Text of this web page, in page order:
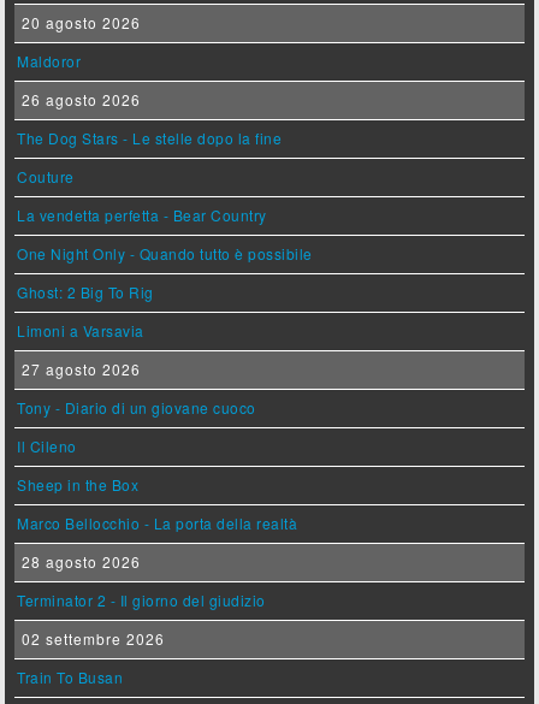
20 agosto 2026
Maldoror
26 agosto 2026
The Dog Stars - Le stelle dopo la fine
Couture
La vendetta perfetta - Bear Country
One Night Only - Quando tutto è possibile
Ghost: 2 Big To Rig
Limoni a Varsavia
27 agosto 2026
Tony - Diario di un giovane cuoco
Il Cileno
Sheep in the Box
Marco Bellocchio - La porta della realtà
28 agosto 2026
Terminator 2 - Il giorno del giudizio
02 settembre 2026
Train To Busan